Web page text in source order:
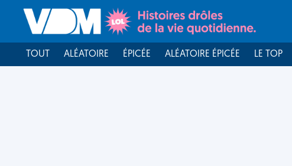
TOUT ALÉATOIRE ÉPICÉE ALÉATOIRE ÉPICÉE LE TOP